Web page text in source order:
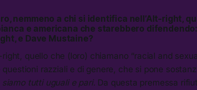
nemmeno a chi si identifica nell’Alt-right,
e americana che starebbero difendendo:
e Dave Mustaine?
quello che (loro) chiamano “racial and
razziali e di genere, che si pone
tutti uguali e pari. Da questa premessa